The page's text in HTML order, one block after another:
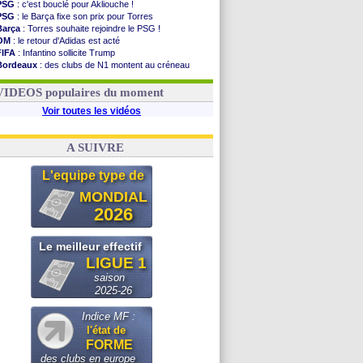
: c'est bouclé pour Akliouche !
: le Barça fixe son prix pour Torres
: Torres souhaite rejoindre le PSG !
: le retour d'Adidas est acté
: Infantino sollicite Trump
: des clubs de N1 montent au créneau
: le démenti de Leipzig pour Diomandé
populaires du moment
Voir toutes les vidéos
A SUIVRE
L'equipe type de
MONDIAL
2026
Le meilleur effectif
LIGUE 1
saison
2025-26
Indice MF :
l'état de
FORME
des clubs en europe